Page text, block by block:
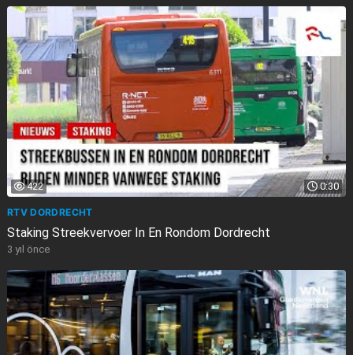
0:30
422
RTV DORDRECHT
Staking Streekvervoer In En Rondom Dordrecht
3 yıl önce